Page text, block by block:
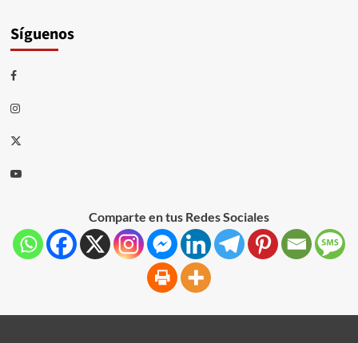
Síguenos
Comparte en tus Redes Sociales